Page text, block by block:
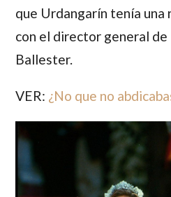
que Urdangarín tenía una
con el director general
Ballester.
VER: ¿No que no